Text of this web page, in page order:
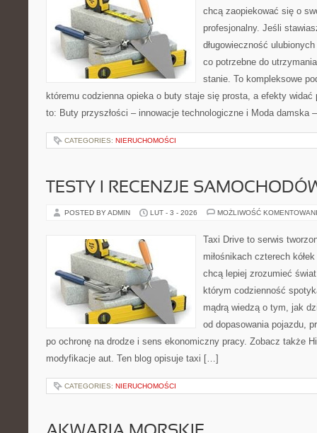
chcą zaopiekować się o
profesjonalny. Jeśli
długowieczność
co potrzebne do
stanie. To kompleksowe
któremu codzienna opieka o buty staje się prosta, a efekty
to: Buty przyszłości – innowacje technologiczne i Moda damska
CATEGORIES: NIERUCHOMOŚCI
TESTY I RECENZJE
POSTED BY ADMIN LUT - 3 - 2026 MOŻLIWOŚĆ
Taxi Drive to serwis
miłośnikach czterech
chcą lepiej zrozumieć
którym codzienność
mądrą wiedzą o tym, jak
od dopasowania pojazdu,
po ochronę na drodze i sens ekonomiczny pracy. Zobacz także
modyfikacje aut. Ten blog opisuje taxi […]
CATEGORIES: NIERUCHOMOŚCI